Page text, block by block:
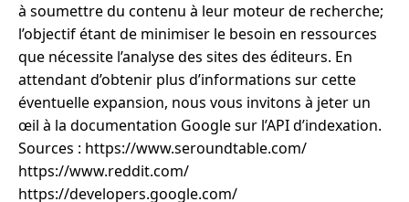
à soumettre du contenu à leur moteur de recherche;
l’objectif étant de minimiser le besoin en ressources
que nécessite l’analyse des sites des éditeurs. En
attendant d’obtenir plus d’informations sur cette
éventuelle expansion, nous vous invitons à jeter un
œil à la documentation Google sur l’API d’indexation.
Sources : https://www.seroundtable.com/
https://www.reddit.com/
https://developers.google.com/